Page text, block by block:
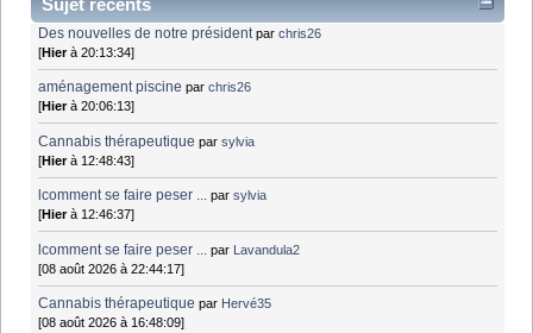
Des nouvelles de notre président parchris26
[Hierà 20:13:34]
aménagement piscine parchris26
[Hierà 20:06:13]
Cannabis thérapeutique parsylvia
[Hierà 12:48:43]
lcomment se faire peser ... parsylvia
[Hierà 12:46:37]
lcomment se faire peser ... par Lavandula2
[08 août 2026 à 22:44:17]
Cannabis thérapeutique par Hervé35
[08 août 2026 à 16:48:09]